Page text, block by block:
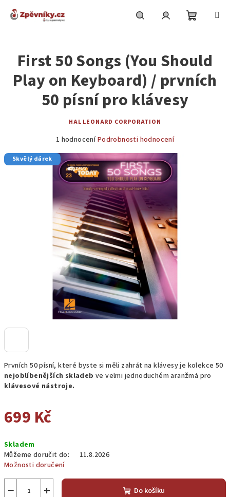
košík
Prvních 50 písní, které byste si měli zahrát na klávesy je kolekce 50
nejoblíbenějších skladeb ve velmi jednoduchém aranžmá pro
klávesové nástroje.
699 Kč
cena:
Skladem
Můžeme doručit do:
11.8.2026
Možnosti doručení
+
− Do košíku
First 50 Songs (You Should
Play on Keyboard) / prvních
50 písní pro klávesy
HAL LEONARD CORPORATION
Průměrné
produktu
je
5,0
5
hvězdiček.
1 hodnoceníPodrobnosti hodnocení
Skvělý dárek